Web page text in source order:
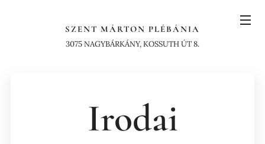
SZENT MÁRTON PLÉBÁNIA
3075 NAGYBÁRKÁNY, KOSSUTH ÚT 8.
Irodai